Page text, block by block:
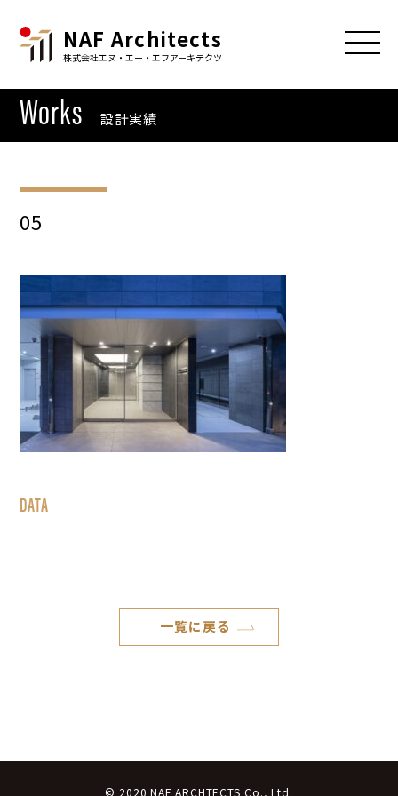
NAF Architects
株式会社エヌ・エー・エフアーキテクツ
Works 設計実績
05
DATA
一覧に戻る
© 2020 NAF ARCHTECTS Co., Ltd.